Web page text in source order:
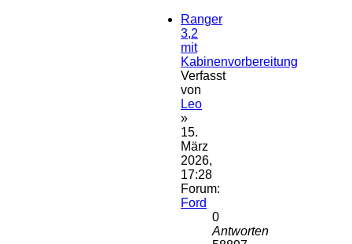
Ranger
3,2
mit
Kabinenvorbereitung
Verfasst
von
Leo
»
15.
März
2026,
17:28
Forum:
Ford
0
Antworten